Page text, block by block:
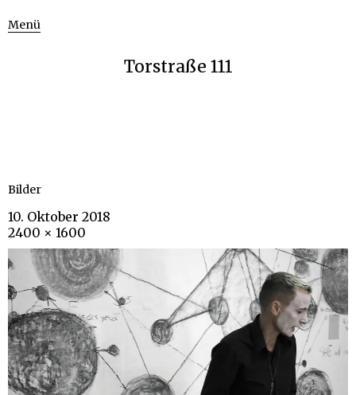
Menü
Torstraße 111
Bilder
10. Oktober 2018
2400 × 1600